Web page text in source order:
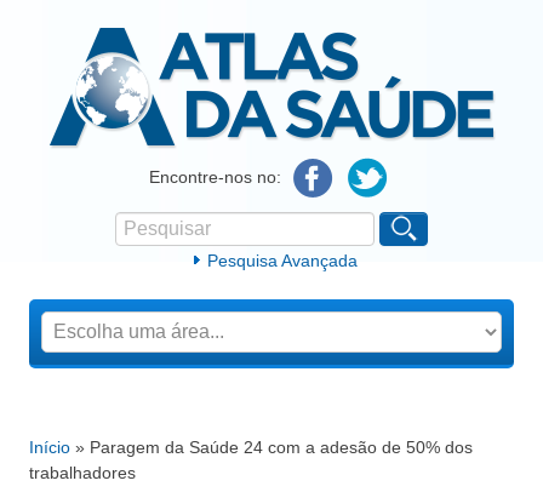
Atlas da SaúdeEncontre-nos no:
Formulário de procura
Pesquisar
Pesquisa Avançada
Está aqui
Início » Paragem da Saúde 24 com a adesão de 50% dos
trabalhadores